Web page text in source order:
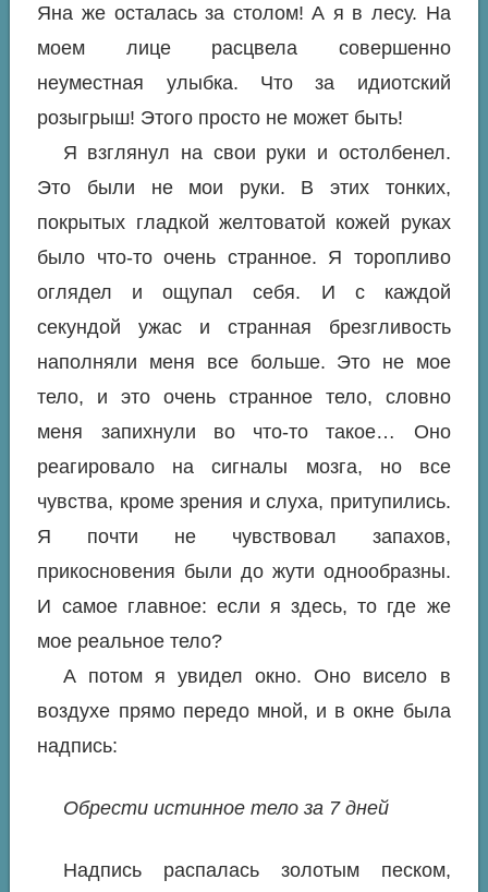
Яна же осталась за столом! А я в лесу. На
моем лице расцвела совершенно
неуместная улыбка. Что за идиотский
розыгрыш! Этого просто не может быть!
Я взглянул на свои руки и остолбенел.
Это были не мои руки. В этих тонких,
покрытых гладкой желтоватой кожей руках
было что-то очень странное. Я торопливо
оглядел и ощупал себя. И с каждой
секундой ужас и странная брезгливость
наполняли меня все больше. Это не мое
тело, и это очень странное тело, словно
меня запихнули во что-то такое… Оно
реагировало на сигналы мозга, но все
чувства, кроме зрения и слуха, притупились.
Я почти не чувствовал запахов,
прикосновения были до жути однообразны.
И самое главное: если я здесь, то где же
мое реальное тело?
А потом я увидел окно. Оно висело в
воздухе прямо передо мной, и в окне была
надпись:
Обрести истинное тело за 7 дней
Надпись распалась золотым песком,